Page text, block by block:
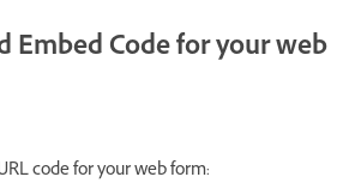
Embed Code for your web
code for your web form: